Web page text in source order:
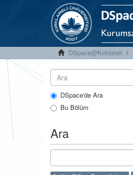
DSpace@Kırklareli
DSpace'de Ara
Bu Bölüm
Ara